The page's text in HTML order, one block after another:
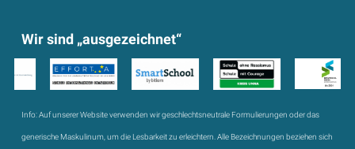
Wir sind „ausgezeichnet“
Info:Auf unserer Website verwenden wir geschlechtsneutrale Formulierungen oder das
generische Maskulinum, um die Lesbarkeit zu erleichtern. Alle Bezeichnungen beziehen sich